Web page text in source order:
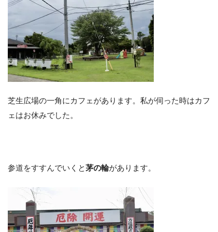
芝生広場の一角にカフェがあります。私が伺った時はカフ
ェはお休みでした。
参道をすすんでいくと茅の輪があります。